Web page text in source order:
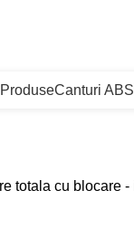
ProduseCanturi ABS